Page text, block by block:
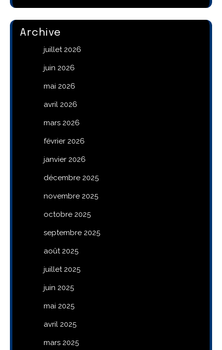
Archive
juillet 2026
juin 2026
mai 2026
avril 2026
mars 2026
février 2026
janvier 2026
décembre 2025
novembre 2025
octobre 2025
septembre 2025
août 2025
juillet 2025
juin 2025
mai 2025
avril 2025
mars 2025